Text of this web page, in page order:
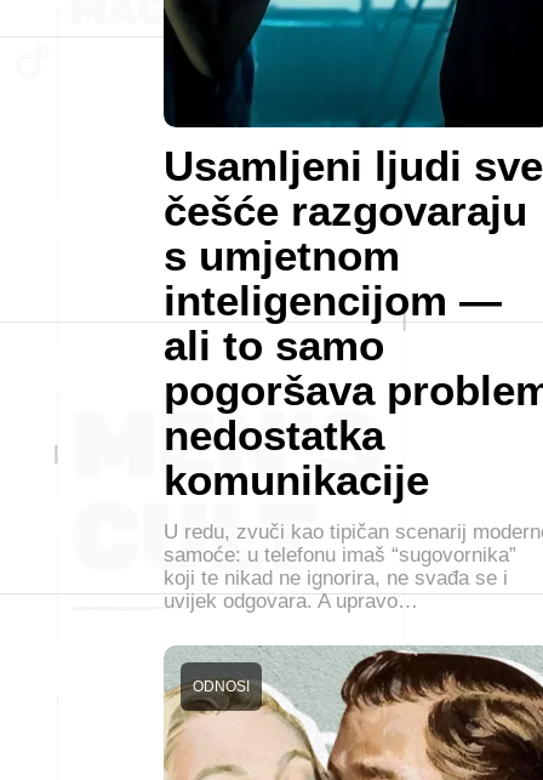
Usamljeni ljudi sve
češće razgovaraju
s umjetnom
inteligencijom —
ali to samo
pogoršava
nedostatka
komunikacije
U redu, zvuči kao tipičan scenarij
samoće: u telefonu imaš “sugovornika”
koji te nikad ne ignorira, ne svađa se i
uvijek odgovara. A upravo…
ODNOSI